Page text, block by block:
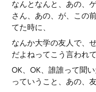
なんとなんと、あの、
さん、あの、が、この
てた時に、
なんか大学の友人で、
だよねってこう言われて
OK、OK、誰誰って聞
っていうこと、あの、